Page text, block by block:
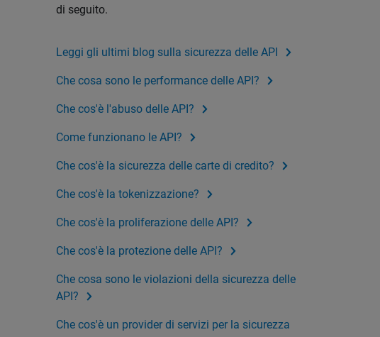
di seguito.
Leggi gli ultimi blog sulla sicurezza delle API
Che cosa sono le performance delle API?
Che cos'è l'abuso delle API?
Come funzionano le API?
Che cos'è la sicurezza delle carte di credito?
Che cos'è la tokenizzazione?
Che cos'è la proliferazione delle API?
Che cos'è la protezione delle API?
Che cosa sono le violazioni della sicurezza delle
API?
Che cos'è un provider di servizi per la sicurezza